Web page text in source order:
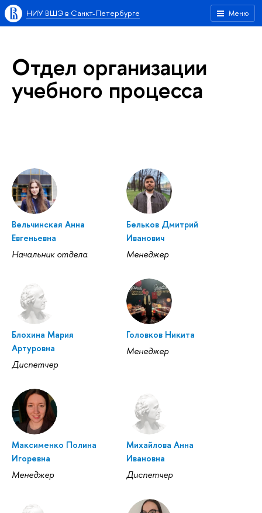
Меню
НИУ ВШЭ в Санкт-Петербурге
Отдел организации
учебного процесса
Вельчинская Анна
Евгеньевна
Начальник отдела
Бельков Дмитрий
Иванович
Менеджер
Блохина Мария
Артуровна
Диспетчер
Головков Никита
Менеджер
Максименко Полина
Игоревна
Менеджер
Михайлова Анна
Ивановна
Диспетчер